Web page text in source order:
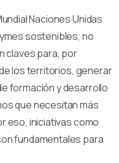
Naciones Unidas
sostenibles, no
claves para, por
los territorios, generar
formación y desarrollo
que necesitan más
eso, iniciativas como
fundamentales para